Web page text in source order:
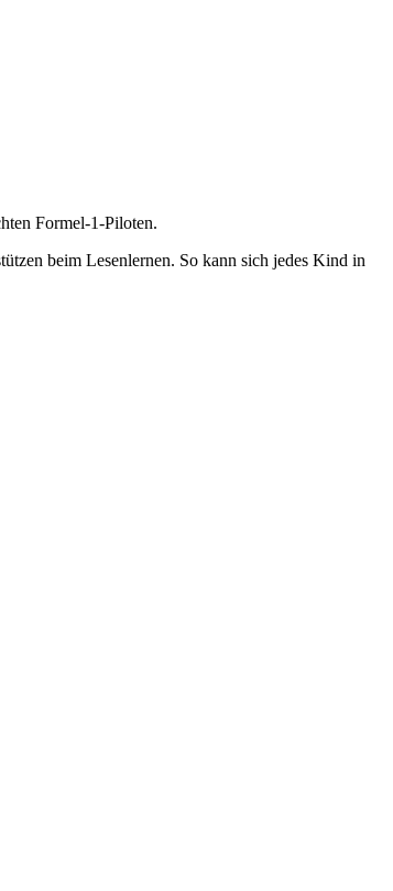
Formel-1-Piloten.
beim Lesenlernen. So kann sich jedes Kind in